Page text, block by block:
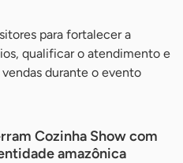
para fortalecer a
qualificar o atendimento e
durante o evento
Cozinha Show com
amazônica